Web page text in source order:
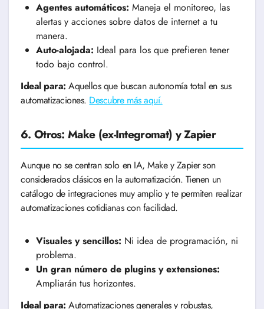
Agentes automáticos: Maneja el monitoreo, las
alertas y acciones sobre datos de internet a tu
manera.
Auto-alojada: Ideal para los que prefieren tener
todo bajo control.
Ideal para: Aquellos que buscan autonomía total en sus
automatizaciones. Descubre más aquí.
6. Otros: Make (ex-Integromat) y Zapier
Aunque no se centran solo en IA, Make y Zapier son
considerados clásicos en la automatización. Tienen un
catálogo de integraciones muy amplio y te permiten realizar
automatizaciones cotidianas con facilidad.
Visuales y sencillos: Ni idea de programación, ni
problema.
Un gran número de plugins y extensiones:
Ampliarán tus horizontes.
Ideal para: Automatizaciones generales y robustas,